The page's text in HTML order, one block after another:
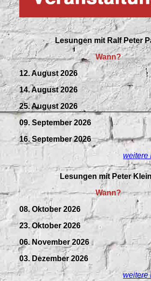
Lesungen mitRalf Peter
Wann?
12. August 2026
14. August 2026
25. August 2026
09. September 2026
16. September 2026
weitere
Lesungen mit Peter
Wann?
08. Oktober 2026
23. Oktober 2026
06. November 2026
03. Dezember 2026
weitere